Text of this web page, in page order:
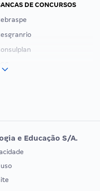
DE CONCURSOS
DE ORDEM
e Educação S/A.